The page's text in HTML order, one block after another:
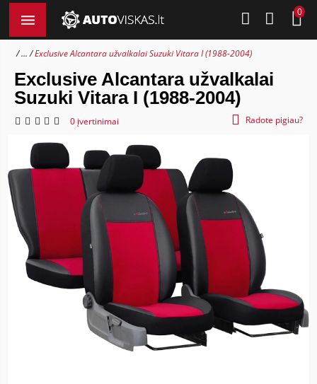
0
... Exclusive Alcantara užvalkalai Suzuki Vitara I (1988-2004)
Exclusive Alcantara užvalkalai
Suzuki Vitara I (1988-2004)
0 įvertinimai Radote pigiau?